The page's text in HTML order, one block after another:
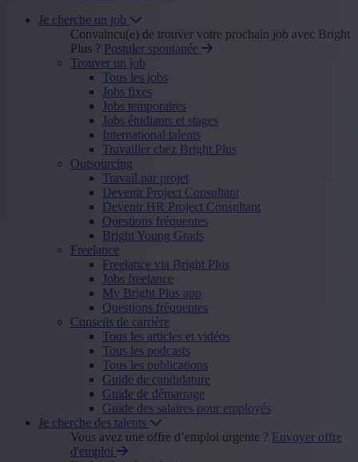
Je cherche un job
Convaincu(e) de trouver votre prochain job avec Bright
Plus ? Postuler spontanée
Trouver un job
Tous les jobs
Jobs fixes
Jobs temporaires
Jobs étudiants et stages
International talents
Travailler chez Bright Plus
Outsourcing
Travail par projet
Devenir Project Consultant
Devenir HR Project Consultant
Questions fréquentes
Bright Young Grads
Freelance
Freelance via Bright Plus
Jobs freelance
My Bright Plus app
Questions fréquentes
Conseils de carrière
Tous les articles et vidéos
Tous les podcasts
Tous les publications
Guide de candidature
Guide de démarrage
Guide des salaires pour employés
Je cherche des talents
Vous avez une offre d’emploi urgente ? Envoyer offre
d'emploi